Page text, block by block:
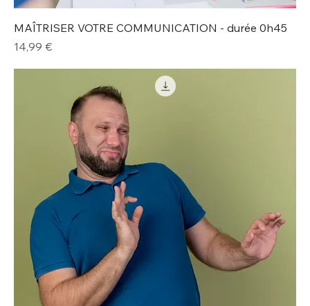
MAÎTRISER VOTRE COMMUNICATION - durée 0h45
Prix
14,99 €